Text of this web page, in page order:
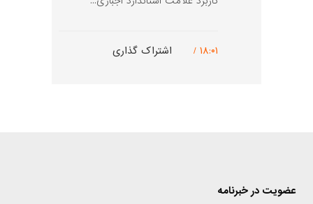
۱۸:۰۱ / اشتراک گذاری
عضویت در خبرنامه